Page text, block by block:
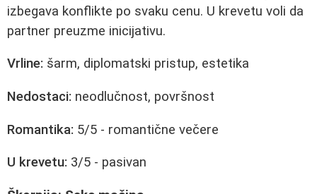
izbegava konflikte po svaku cenu. U krevetu voli da
partner preuzme inicijativu.
Vrline: šarm, diplomatski pristup, estetika
Nedostaci: neodlučnost, površnost
Romantika: 5/5 - romantične večere
U krevetu: 3/5 - pasivan